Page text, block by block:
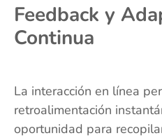
Feedback y
Continua
La interacción en línea
retroalimentación
oportunidad para